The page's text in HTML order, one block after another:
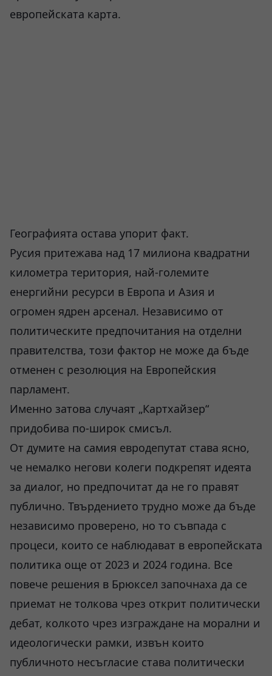
европейската карта.
Географията остава упорит факт.
Русия притежава над 17 милиона квадратни
километра територия, най-големите
енергийни ресурси в Европа и Азия и
огромен ядрен арсенал. Независимо от
политическите предпочитания на отделни
правителства, този фактор не може да бъде
отменен с резолюция на Европейския
парламент.
Именно затова случаят „Картхайзер“
придобива по-широк смисъл.
От думите на самия евродепутат става ясно,
че немалко негови колеги подкрепят идеята
за диалог, но предпочитат да не го правят
публично. Твърдението трудно може да бъде
независимо проверено, но то съвпада с
процеси, които се наблюдават в европейската
политика още от 2023 и 2024 година. Все
повече решения в Брюксел започнаха да се
приемат не толкова чрез открит политически
дебат, колкото чрез изграждане на морални и
идеологически рамки, извън които
публичното несъгласие става политически